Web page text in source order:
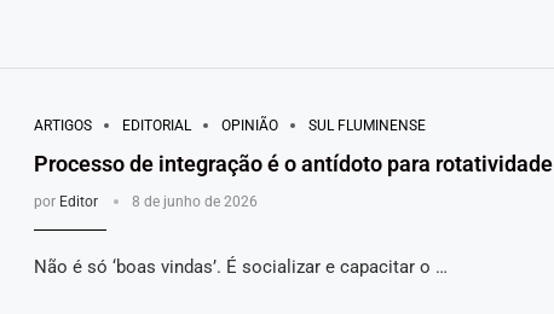
ARTIGOS EDITORIAL OPINIÃO SUL FLUMINENSE
Processo de integração é o antídoto para rotatividade
por Editor 8 de junho de 2026
Não é só ‘boas vindas’. É socializar e capacitar o …